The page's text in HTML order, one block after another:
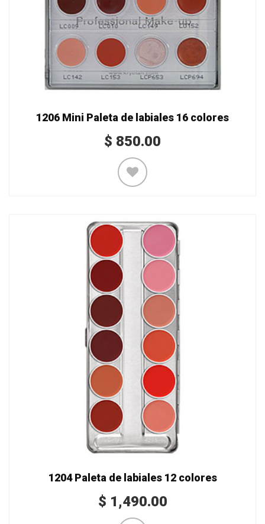
1206 Mini Paleta de labiales 16 colores
$ 850.00
1204 Paleta de labiales 12 colores
$ 1,490.00